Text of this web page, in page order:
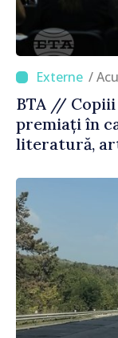
/
BTA //
premiați în
literatură,
Străinătate